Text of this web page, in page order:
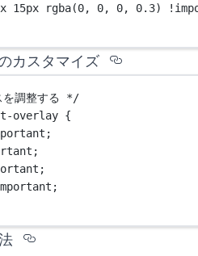
15px rgba(0, 0, 0, 0.3)
カスタマイズ Section
を調整する */
overlay {
;
;
;
;
Section titled